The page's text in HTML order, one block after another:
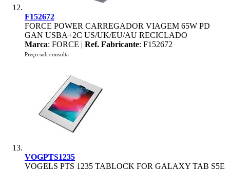
F152672
FORCE POWER CARREGADOR VIAGEM 65W PD
GAN USBA+2C US/UK/EU/AU RECICLADO
Marca: FORCE | Ref. Fabricante: F152672
Preço sob consulta
VOGPTS1235
VOGELS PTS 1235 TABLOCK FOR GALAXY TAB S5E